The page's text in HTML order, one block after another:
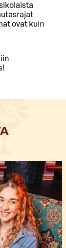
ovat kuin